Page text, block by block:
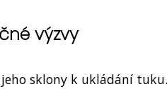
výzvy
sklony k ukládání